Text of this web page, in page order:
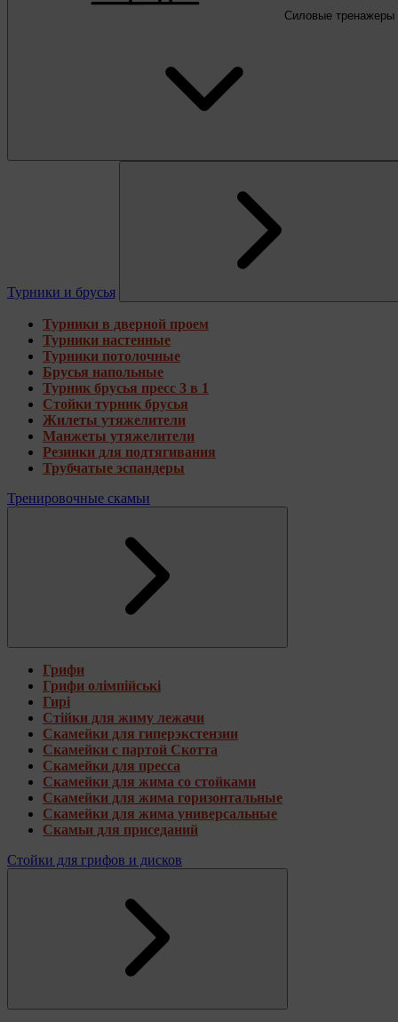
Силовые тренажеры
Турники и брусья
Турники в дверной проем
Турники настенные
Турники потолочные
Брусья напольные
Турник брусья пресс 3 в 1
Стойки турник брусья
Жилеты утяжелители
Манжеты утяжелители
Резинки для подтягивания
Трубчатые эспандеры
Тренировочные скамьи
Грифи
Грифи олімпійські
Гирі
Стійки для жиму лежачи
Скамейки для гиперэкстензии
Скамейки с партой Скотта
Скамейки для пресса
Скамейки для жима со стойками
Скамейки для жима горизонтальные
Скамейки для жима универсальные
Скамьи для приседаний
Стойки для грифов и дисков